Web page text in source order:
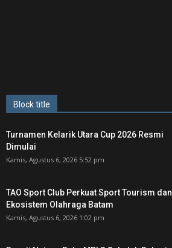
Block title
Turnamen Kelarik Utara Cup 2026 Resmi
Dimulai
Kamis, Agustus 6, 2026 5:52 pm
TAO Sport Club Perkuat Sport Tourism dan
Ekosistem Olahraga Batam
Kamis, Agustus 6, 2026 1:02 pm